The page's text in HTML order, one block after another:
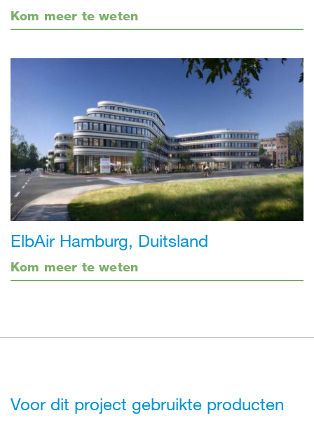
Kom meer te weten
ElbAir Hamburg, Duitsland
Kom meer te weten
Voor dit project gebruikte producten